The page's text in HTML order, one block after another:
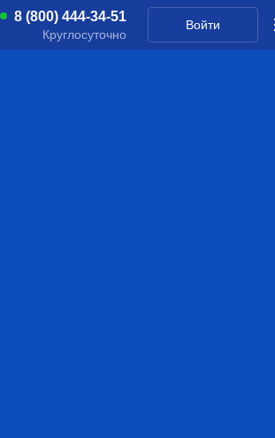
8 (800) 444-34-51
Круглосуточно
Войти